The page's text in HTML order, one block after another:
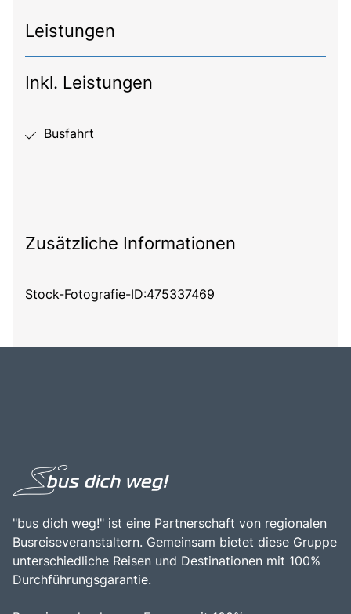
Leistungen
Inkl. Leistungen
Busfahrt
Zusätzliche Informationen
Stock-Fotografie-ID:475337469
"bus dich weg!" ist eine Partnerschaft von regionalen
Busreiseveranstaltern. Gemeinsam bietet diese Gruppe
unterschiedliche Reisen und Destinationen mit 100%
Durchführungsgarantie.